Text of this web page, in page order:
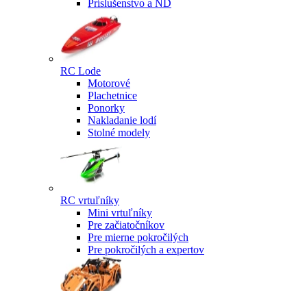
Príslušenstvo a ND
RC Lode
Motorové
Plachetnice
Ponorky
Nakladanie lodí
Stolné modely
RC vrtuľníky
Mini vrtuľníky
Pre začiatočníkov
Pre mierne pokročilých
Pre pokročilých a expertov